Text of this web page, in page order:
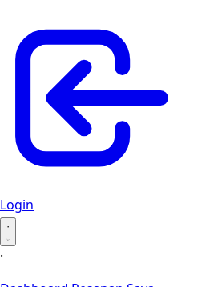
Login
·
·